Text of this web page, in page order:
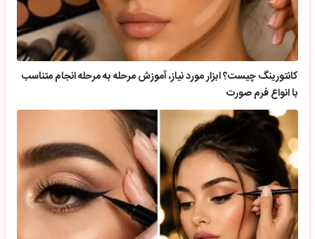
کانتورینگ چیست؟ ابزار مورد نیاز، آموزش مرحله به مرحله انجام متناسب
با انواع فرم صورت